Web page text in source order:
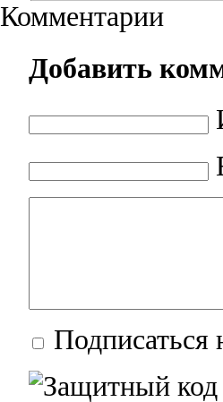
Комментарии
Добавить
Подписаться